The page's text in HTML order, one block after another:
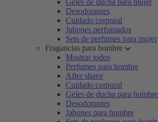
Geles de ducha para mujer
Desodorantes
Cuidado corporal
Jabones perfumados
Sets de perfumes para mujer
Fragancias para hombre
Mostrar todos
Perfumes para hombre
After shave
Cuidado corporal
Geles de ducha para hombre
Desodorantes
Jabones para hombre